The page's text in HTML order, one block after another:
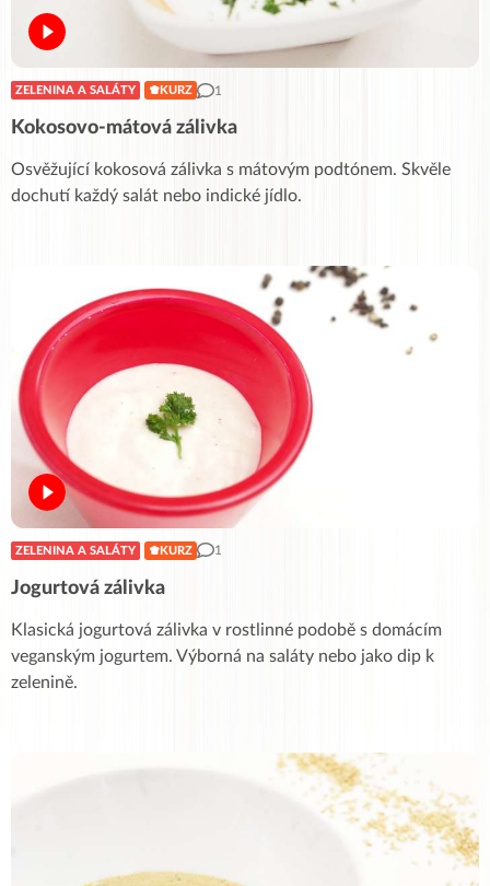
ZELENINA A SALÁTY KURZ 1
Kokosovo-mátová zálivka
Osvěžující kokosová zálivka s mátovým podtónem. Skvěle
dochutí každý salát nebo indické jídlo.
ZELENINA A SALÁTY KURZ 1
Jogurtová zálivka
Klasická jogurtová zálivka v rostlinné podobě s domácím
veganským jogurtem. Výborná na saláty nebo jako dip k
zelenině.